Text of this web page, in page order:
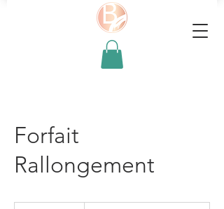
Forfait
Rallongement